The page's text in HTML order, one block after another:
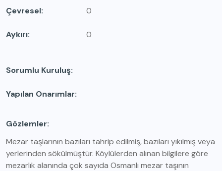
Çevresel 0
Aykırı 0
Sorumlu Kuruluş
Yapılan Onarımlar
Gözlemler
Mezar taşlarının bazıları tahrip edilmiş, bazıları yıkılmış veya
yerlerinden sökülmüştür. Köylülerden alınan bilgilere göre
mezarlık alanında çok sayıda Osmanlı mezar taşının